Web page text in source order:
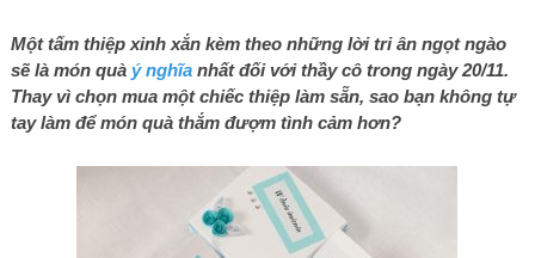
Một tấm thiệp xinh xắn kèm theo những lời tri ân ngọt ngào
sẽ là món quà ý nghĩanhất đối với thầy cô trong ngày 20/11.
Thay vì chọn mua một chiếc thiệp làm sẵn, sao bạn không tự
tay làm để món quà thắm đượm tình cảm hơn?